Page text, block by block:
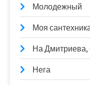
Молодежный
Моя
На Дмитриева,
Нега